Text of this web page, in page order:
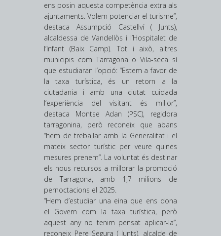
ens posin aquesta competència extra als
ajuntaments. Volem potenciar el turisme”,
destaca Assumpció Castellví ( Junts),
alcaldessa de Vandellòs i l’Hospitalet de
l’Infant (Baix Camp). Tot i això, altres
municipis com Tarragona o Vila-seca sí
que estudiaran l’opció: “Estem a favor de
la taxa turística, és un retorn a la
ciutadania i amb una ciutat cuidada
l’experiència del visitant és millor”,
destaca Montse Adan (PSC), regidora
tarragonina, però reconeix que abans
“hem de treballar amb la Generalitat i el
mateix sector turístic per veure quines
mesures prenem”. La voluntat és destinar
els nous recursos a millorar la promoció
de Tarragona, amb 1,7 milions de
pernoctacions el 2025.
“Hem d’estudiar una eina que ens dona
el Govern com la taxa turística, però
aquest any no tenim pensat aplicar-la”,
reconeix Pere Segura ( Junts), alcalde de